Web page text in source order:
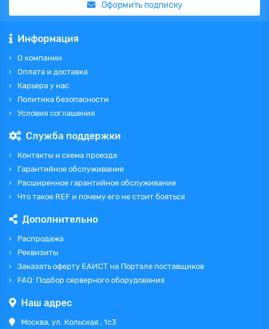
Оформить подписку
Информация
О компании
Оплата и доставка
Карьера у нас
Политика безопасности
Условия соглашения
Служба поддержки
Контакты и схема проезда
Гарантийное обслуживание
Расширенное гарантийное обслуживание
Что такое REF и почему его не стоит бояться
Дополнительно
Распродажа
Реквизиты
Заказать оферту ЕАИСТ на Портале поставщиков
FAQ: Подбор серверного оборудования
Наш адрес
Москва, ул. Кольская , 1с3